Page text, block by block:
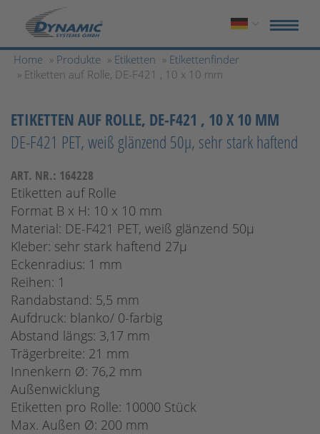
Home » Produkte » Etiketten » Etikettenfinder
» Etiketten auf Rolle, DE-F421 , 10 x 10 mm
ETIKETTEN AUF ROLLE, DE-F421 , 10 X 10 MM
DE-F421 PET, weiß glänzend 50µ, sehr stark haftend
ART. NR.: 164228
Etiketten auf Rolle
Format B x H: 10 x 10 mm
Material: DE-F421 PET, weiß glänzend 50µ
Kleber: sehr stark haftend 27µ
Eckenradius: 1 mm
Reihen: 1
Randabstand: 5,5 mm
Aufdruck: blanko/ 0-farbig
Abstand längs: 3,17 mm
Trägerbreite: 21 mm
Innenkern Ø: 76,2 mm
Außenwicklung
Etiketten pro Rolle: 10000 Stück
Max. Außen Ø: 200 mm